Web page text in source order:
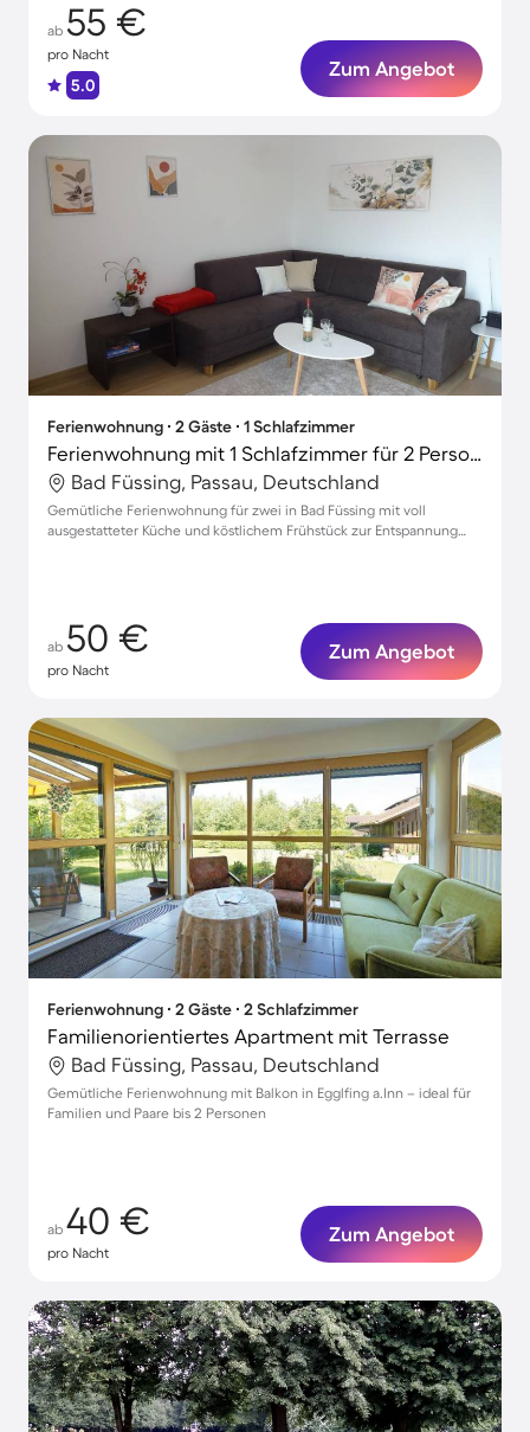
ab 55 €
pro Nacht
5.0
Zum Angebot
Ferienwohnung ∙ 2 Gäste ∙ 1 Schlafzimmer
Ferienwohnung mit 1 Schlafzimmer für 2 Personen
Bad Füssing, Passau, Deutschland
Gemütliche Ferienwohnung für zwei in Bad Füssing mit voll
ausgestatteter Küche und köstlichem Frühstück zur Entspannung
ab 50 €
pro Nacht
Zum Angebot
Ferienwohnung ∙ 2 Gäste ∙ 2 Schlafzimmer
Familienorientiertes Apartment mit Terrasse
Bad Füssing, Passau, Deutschland
Gemütliche Ferienwohnung mit Balkon in Egglfing a.Inn – ideal für
Familien und Paare bis 2 Personen
ab 40 €
pro Nacht
Zum Angebot